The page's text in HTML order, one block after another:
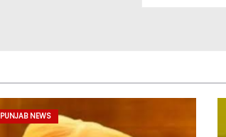
PUNJAB NEWS